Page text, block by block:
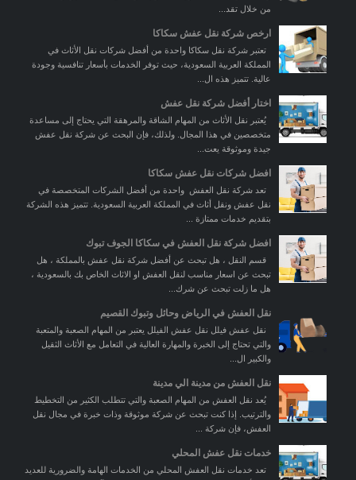
من خلال تقد...
ارخص شركة نقل عفش سكاكا
تعتبر شركة نقل سكاكا واحدة من أفضل شركات نقل الأثاث في
المملكة العربية السعودية، حيث توفر الخدمات بأسعار تنافسية وجودة
عالية. تتميز هذه ال...
اختار أفضل شركة نقل عفش
يُعتبر نقل الأثاث من المهام الشاقة والمرهقة التي يحتاج إلى مساعدة
متخصصين في هذا المجال. ولذلك، فإن البحث عن شركة نقل عفش
جيدة وموثوقة يعت...
افضل شركات نقل عفش سكاكا
تعد شركة نقل العفش واحدة من أفضل الشركات المتخصصة في
نقل عفش ونقل أثاث في المملكة العربية السعودية. تتميز هذه الشركة
بتقديم خدمات ممتازة ...
افضل شركة نقل العفش في سكاكا الجوف تبوك
قسم النقل ، هل تبحث عن أفضل شركة نقل عفش بالمملكة ، هل
تبحث عن اسعار مناسب لنقل العفش او الاثاث الخاص بك بالسعودية ،
هل ما زلت تبحث عن شرك...
نقل العفش في الرياض وحائل وتبوك القصيم
نقل عفش فيلل نقل عفش الفيلل يعتبر من المهام الصعبة والمتعبة
والتي تحتاج إلى الخبرة والمهارة العالية في التعامل مع الأثاث الثقيل
والكبير ال...
نقل العفش من مدينة الي مدينة
يُعد نقل العفش من المهام الصعبة والتي تتطلب الكثير من التخطيط
والترتيب. إذا كنت تبحث عن شركة موثوقة وذات خبرة في مجال نقل
العفش، فإن شركة ...
خدمات نقل عفش المحلي
تعد خدمات نقل العفش المحلي من الخدمات الهامة والضرورية للعديد